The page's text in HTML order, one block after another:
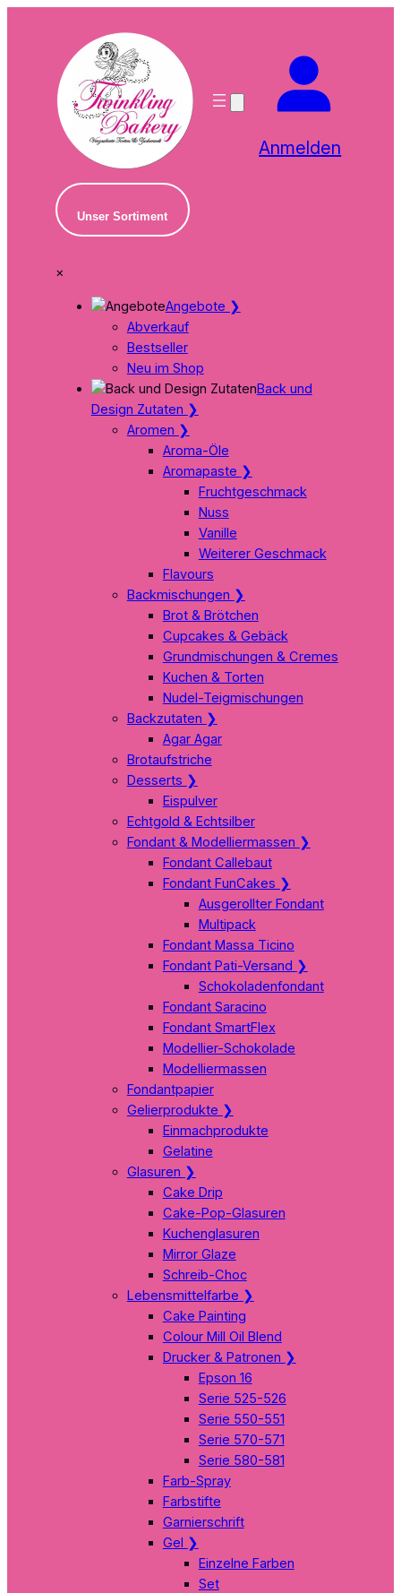
Anmelden
Unser Sortiment
×
Angebote ❯
Abverkauf
Bestseller
Neu im Shop
Back und
Design Zutaten ❯
Aromen ❯
Aroma-Öle
Aromapaste ❯
Fruchtgeschmack
Nuss
Vanille
Weiterer Geschmack
Flavours
Backmischungen ❯
Brot & Brötchen
Cupcakes & Gebäck
Grundmischungen & Cremes
Kuchen & Torten
Nudel-Teigmischungen
Backzutaten ❯
Agar Agar
Brotaufstriche
Desserts ❯
Eispulver
Echtgold & Echtsilber
Fondant & Modelliermassen ❯
Fondant Callebaut
Fondant FunCakes ❯
Ausgerollter Fondant
Multipack
Fondant Massa Ticino
Fondant Pati-Versand ❯
Schokoladenfondant
Fondant Saracino
Fondant SmartFlex
Modellier-Schokolade
Modelliermassen
Fondantpapier
Gelierprodukte ❯
Einmachprodukte
Gelatine
Glasuren ❯
Cake Drip
Cake-Pop-Glasuren
Kuchenglasuren
Mirror Glaze
Schreib-Choc
Lebensmittelfarbe ❯
Cake Painting
Colour Mill Oil Blend
Drucker & Patronen ❯
Epson 16
Serie 525-526
Serie 550-551
Serie 570-571
Serie 580-581
Farb-Spray
Farbstifte
Garnierschrift
Gel ❯
Einzelne Farben
Set